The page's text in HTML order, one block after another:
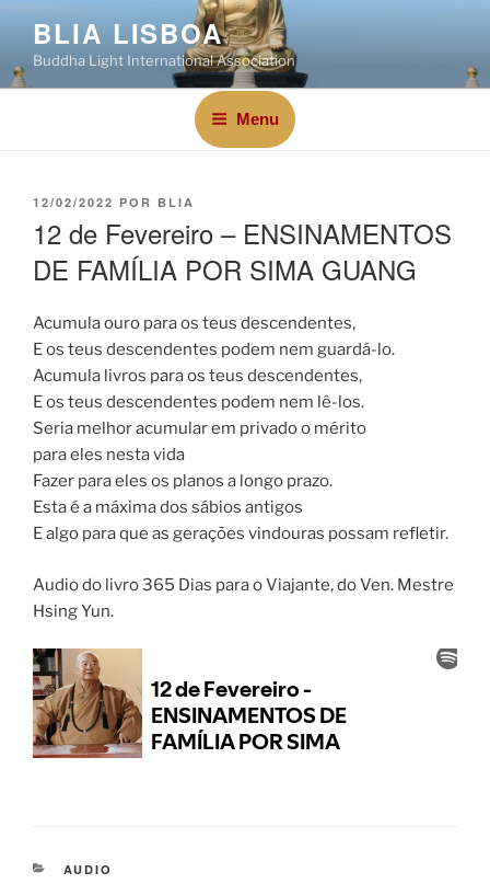
BLIA LISBOA
Buddha Light International Association
Menu
12/02/2022 POR BLIA
12 de Fevereiro – ENSINAMENTOS
DE FAMÍLIA POR SIMA GUANG
Acumula ouro para os teus descendentes,
E os teus descendentes podem nem guardá-lo.
Acumula livros para os teus descendentes,
E os teus descendentes podem nem lê-los.
Seria melhor acumular em privado o mérito
para eles nesta vida
Fazer para eles os planos a longo prazo.
Esta é a máxima dos sábios antigos
E algo para que as gerações vindouras possam refletir.
Audio do livro 365 Dias para o Viajante, do Ven. Mestre
Hsing Yun.
AUDIO